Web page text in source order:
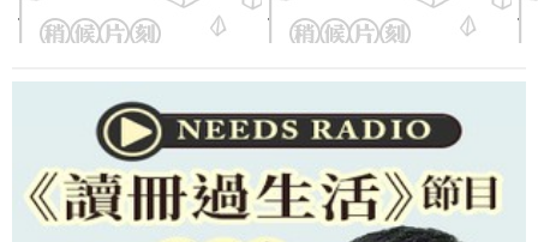
優惠價：650元 優惠價：298元